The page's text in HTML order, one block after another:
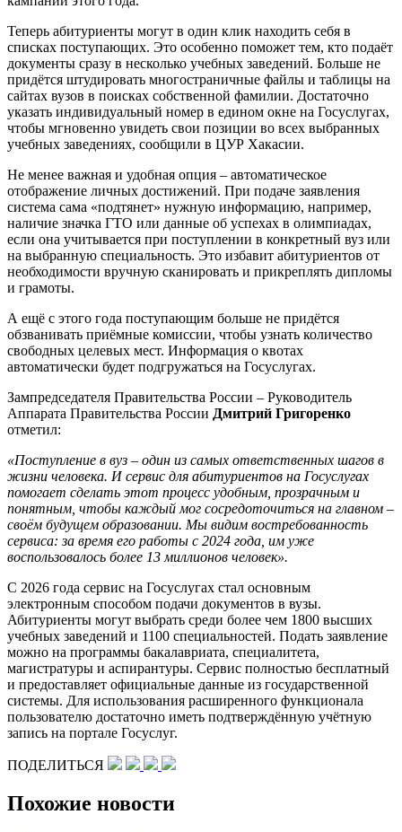
Теперь абитуриенты могут в один клик находить себя в
списках поступающих. Это особенно поможет тем, кто подаёт
документы сразу в несколько учебных заведений. Больше не
придётся штудировать многостраничные файлы и таблицы на
сайтах вузов в поисках собственной фамилии. Достаточно
указать индивидуальный номер в едином окне на Госуслугах,
чтобы мгновенно увидеть свои позиции во всех выбранных
учебных заведениях, сообщили в ЦУР Хакасии.
Не менее важная и удобная опция – автоматическое
отображение личных достижений. При подаче заявления
система сама «подтянет» нужную информацию, например,
наличие значка ГТО или данные об успехах в олимпиадах,
если она учитывается при поступлении в конкретный вуз или
на выбранную специальность. Это избавит абитуриентов от
необходимости вручную сканировать и прикреплять дипломы
и грамоты.
А ещё с этого года поступающим больше не придётся
обзванивать приёмные комиссии, чтобы узнать количество
свободных целевых мест. Информация о квотах
автоматически будет подгружаться на Госуслугах.
Зампредседателя Правительства России – Руководитель
Аппарата Правительства России Дмитрий Григоренко
отметил:
«Поступление в вуз – один из самых ответственных шагов в
жизни человека. И сервис для абитуриентов на Госуслугах
помогает сделать этот процесс удобным, прозрачным и
понятным, чтобы каждый мог сосредоточиться на главном –
своём будущем образовании. Мы видим востребованность
сервиса: за время его работы с 2024 года, им уже
воспользовалось более 13 миллионов человек».
С 2026 года сервис на Госуслугах стал основным
электронным способом подачи документов в вузы.
Абитуриенты могут выбрать среди более чем 1800 высших
учебных заведений и 1100 специальностей. Подать заявление
можно на программы бакалавриата, специалитета,
магистратуры и аспирантуры. Сервис полностью бесплатный
и предоставляет официальные данные из государственной
системы. Для использования расширенного функционала
пользователю достаточно иметь подтверждённую учётную
запись на портале Госуслуг.
ПОДЕЛИТЬСЯ
Похожие новости